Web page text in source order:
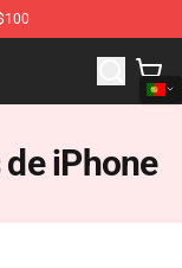
Of Healer
de iPhone